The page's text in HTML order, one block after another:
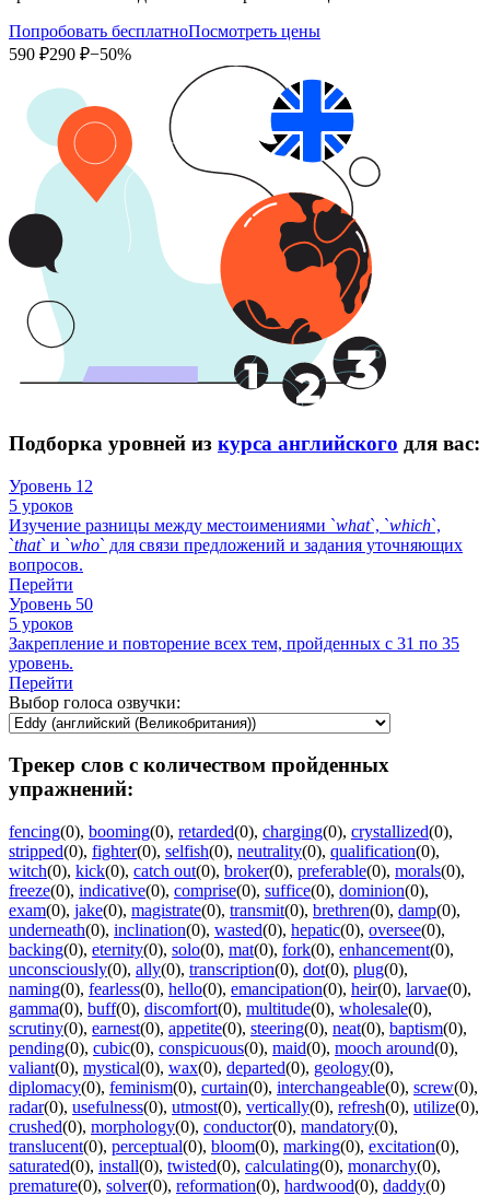
Попробовать бесплатноПосмотреть цены
590 ₽290 ₽−50%
Подборка уровней из курса английского для вас:
Уровень 12
5 уроков
Изучение разницы между местоимениями `what`, `which`,
`that` и `who` для связи предложений и задания уточняющих
вопросов.
Перейти
Уровень 50
5 уроков
Закрепление и повторение всех тем, пройденных с 31 по 35
уровень.
Перейти
Выбор голоса озвучки:
Трекер слов с количеством пройденных
упражнений:
fencing(0), booming(0), retarded(0), charging(0), crystallized(0),
stripped(0), fighter(0), selfish(0), neutrality(0), qualification(0),
witch(0), kick(0), catch out(0), broker(0), preferable(0), morals(0),
freeze(0), indicative(0), comprise(0), suffice(0), dominion(0),
exam(0), jake(0), magistrate(0), transmit(0), brethren(0), damp(0),
underneath(0), inclination(0), wasted(0), hepatic(0), oversee(0),
backing(0), eternity(0), solo(0), mat(0), fork(0), enhancement(0),
unconsciously(0), ally(0), transcription(0), dot(0), plug(0),
naming(0), fearless(0), hello(0), emancipation(0), heir(0), larvae(0),
gamma(0), buff(0), discomfort(0), multitude(0), wholesale(0),
scrutiny(0), earnest(0), appetite(0), steering(0), neat(0), baptism(0),
pending(0), cubic(0), conspicuous(0), maid(0), mooch around(0),
valiant(0), mystical(0), wax(0), departed(0), geology(0),
diplomacy(0), feminism(0), curtain(0), interchangeable(0), screw(0),
radar(0), usefulness(0), utmost(0), vertically(0), refresh(0), utilize(0),
crushed(0), morphology(0), conductor(0), mandatory(0),
translucent(0), perceptual(0), bloom(0), marking(0), excitation(0),
saturated(0), install(0), twisted(0), calculating(0), monarchy(0),
premature(0), solver(0), reformation(0), hardwood(0), daddy(0)